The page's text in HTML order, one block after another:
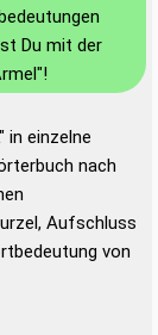
Du mit der
in einzelne
nach
Aufschluss
von